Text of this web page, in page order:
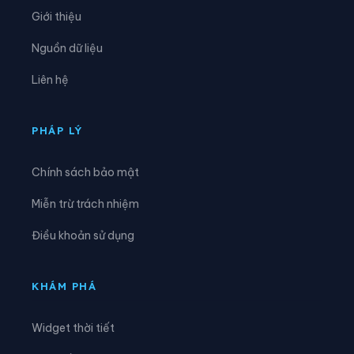
Xã Đại Hoàng
Xã Gia Viễn
Giới thiệu
Nguồn dữ liệu
Liên hệ
PHÁP LÝ
Chính sách bảo mật
Miễn trừ trách nhiệm
Điều khoản sử dụng
KHÁM PHÁ
Widget thời tiết